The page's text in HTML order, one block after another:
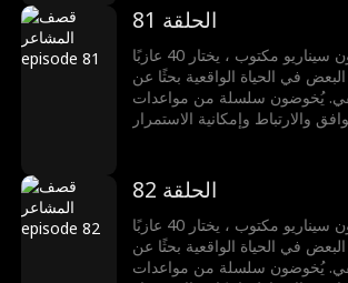
للآخرين، سيحصلون على مكافأة
أن يصمد أمام قصف المشاعر؟
الحلقة 81
برنامج واقعي بدون سيناريو مكتوب ، يختار 40 عازبًا
في الحياة الواقعية بحثًا عن
يُخوضون سلسلة من مواعدات
والارتباط وإمكانية الاستمرار
للآخرين، سيحصلون على مكافأة
أن يصمد أمام قصف المشاعر؟
الحلقة 82
برنامج واقعي بدون سيناريو مكتوب ، يختار 40 عازبًا
في الحياة الواقعية بحثًا عن
يُخوضون سلسلة من مواعدات